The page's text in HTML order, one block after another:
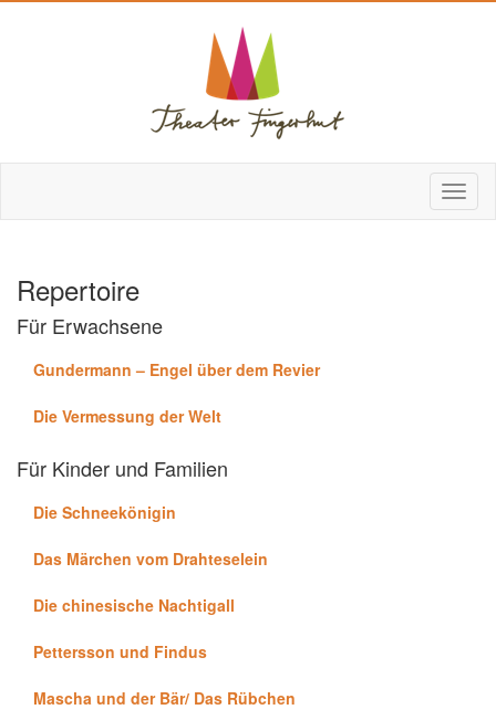
Repertoire
Für Erwachsene
Gundermann – Engel über dem Revier
Die Vermessung der Welt
Für Kinder und Familien
Die Schneekönigin
Das Märchen vom Drahteselein
Die chinesische Nachtigall
Pettersson und Findus
Mascha und der Bär/ Das Rübchen